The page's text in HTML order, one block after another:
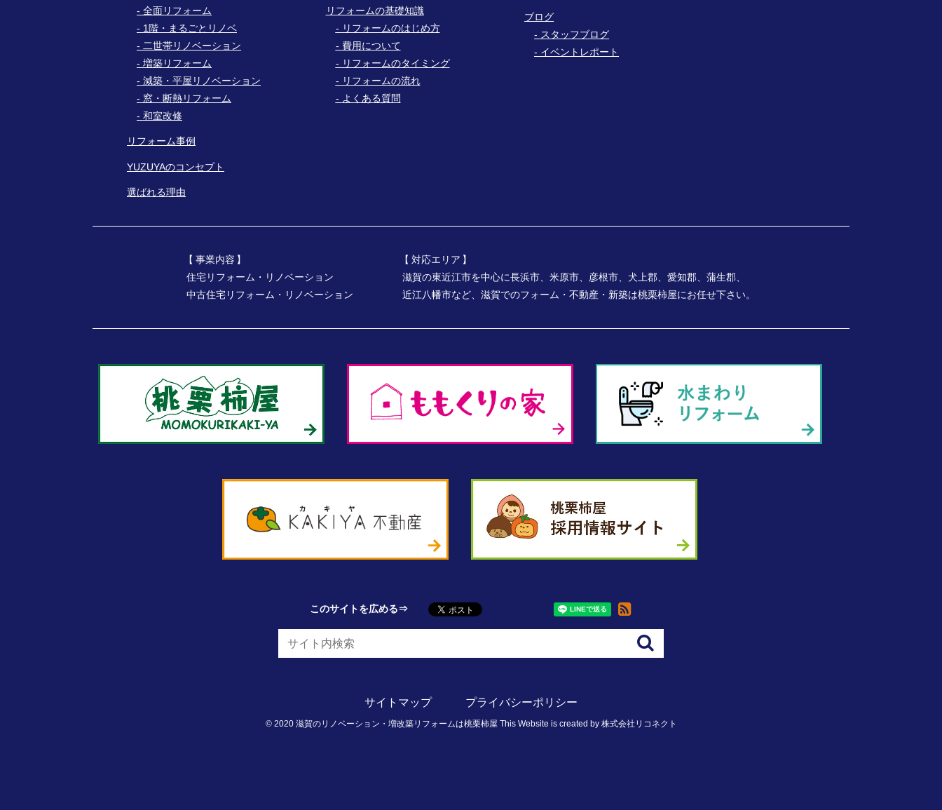
全面リフォーム
1階・まるごとリノベ
二世帯リノベーション
増築リフォーム
減築・平屋リノベーション
窓・断熱リフォーム
和室改修
リフォーム事例
YUZUYAのコンセプト
選ばれる理由
リフォームの基礎知識
リフォームのはじめ方
費用について
リフォームのタイミング
リフォームの流れ
よくある質問
ブログ
スタッフブログ
イベントレポート
事業内容
住宅リフォーム・リノベーション
中古住宅リフォーム・リノベーション
対応エリア
滋賀の東近江市を中心に長浜市、米原市、彦根市、犬上郡、愛知郡、蒲生郡、
近江八幡市など、 滋賀でのフォーム・不動産・新築は桃栗柿屋にお任せ下さい。
このサイトを広める
サイトマップ プライバシーポリシー
© 2020 滋賀のリノベーション・増改築リフォームは桃栗柿屋 This Website is created by 株式会社リコネクト